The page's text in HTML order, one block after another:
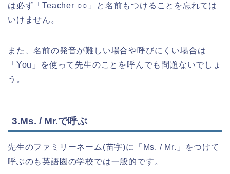
は必ず「Teacher ○○」と名前もつけることを忘れては
いけません。
また、名前の発音が難しい場合や呼びにくい場合は
「You」を使って先生のことを呼んでも問題ないでしょ
う。
3.Ms. / Mr.で呼ぶ
先生のファミリーネーム(苗字)に「Ms. / Mr.」をつけて
呼ぶのも英語圏の学校では一般的です。